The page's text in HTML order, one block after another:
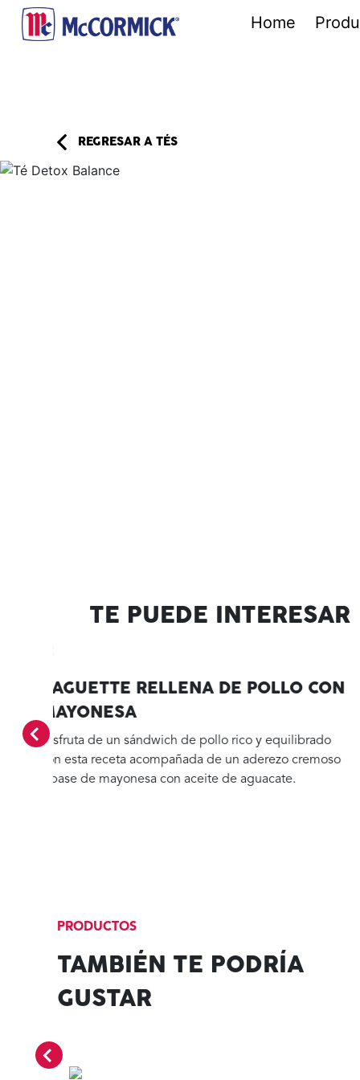
Home
REGRESAR ATÉS
TE PUEDE INTERESAR
CHILE EN NOGADA CON ESPECIAS
Prepara esta deliciosa receta casera de chile relleno
acompañado de nogada con un toque de mayonesa
con aceite de ajonjolí.
PRODUCTOS
TAMBIÉN TE PODRÍA
GUSTAR